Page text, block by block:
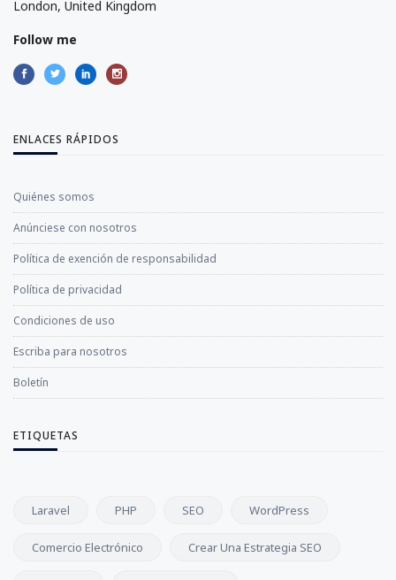
London, United Kingdom
Follow me
ENLACES RÁPIDOS
Quiénes somos
Anúnciese con nosotros
Política de exención de responsabilidad
Política de privacidad
Condiciones de uso
Escriba para nosotros
Boletín
ETIQUETAS
Laravel PHP SEO WordPress
Comercio Electrónico Crear Una Estrategia SEO